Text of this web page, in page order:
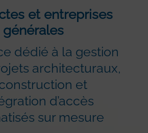
et entreprises
générales
dédié à la gestion
architecturaux,
et
d’accès
sur mesure